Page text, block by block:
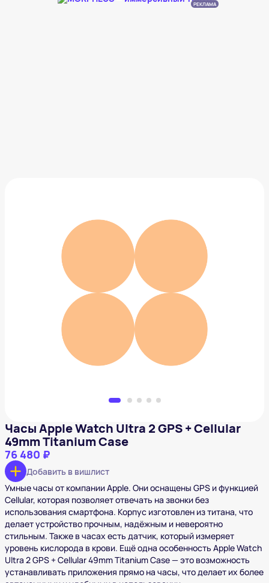
РЕКЛАМА
Часы Apple Watch Ultra 2 GPS + Cellular 49mm
Titanium Case
76 480 ₽
Добавить в вишлист
Часы Apple Watch Ultra 2 GPS + Cellular
49mm Titanium Case
76 480 ₽
Добавить в вишлист
Умные часы от компании Apple. Они оснащены GPS и функцией
Cellular, которая позволяет отвечать на звонки без
использования смартфона. Корпус изготовлен из титана, что
делает устройство прочным, надёжным и невероятно
стильным. Также в часах есть датчик, который измеряет
уровень кислорода в крови. Ещё одна особенность Apple Watch
Ultra 2 GPS + Cellular 49mm Titanium Case — это возможность
устанавливать приложения прямо на часы, что делает их более